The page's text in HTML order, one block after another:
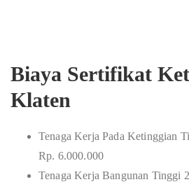
Biaya Sertifikat
Klaten
Tenaga Kerja Pada Ketinggian
Rp. 6.000.000
Tenaga Kerja Bangunan Tinggi